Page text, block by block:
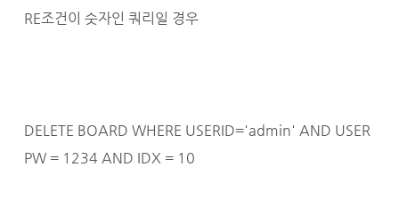
RE조건이 숫자인 쿼리일 경우
DELETE BOARD WHERE USERID='admin' AND USER
PW = 1234 AND IDX = 10